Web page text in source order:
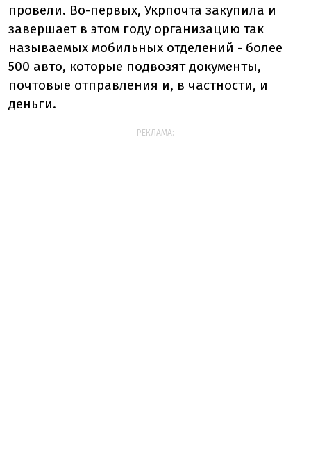
провели. Во-первых, Укрпочта закупила и
завершает в этом году организацию так
называемых мобильных отделений - более
500 авто, которые подвозят документы,
почтовые отправления и, в частности, и
деньги.
РЕКЛАМА: